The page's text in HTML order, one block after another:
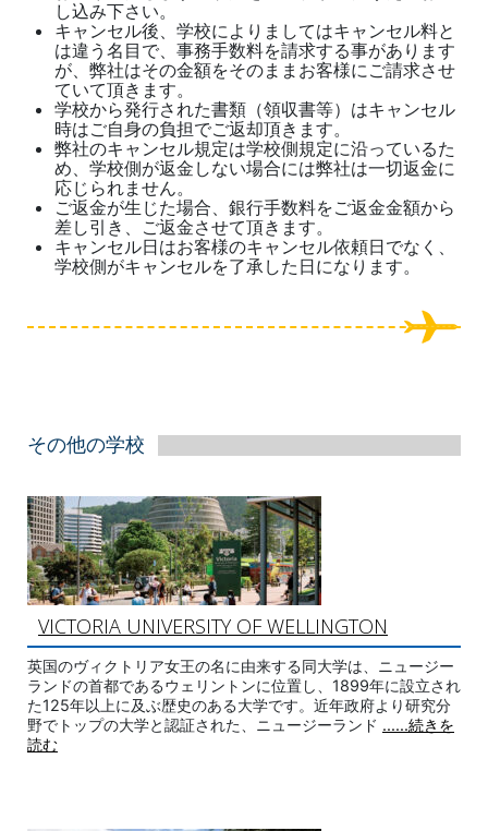
し込み下さい。
キャンセル後、学校によりましてはキャンセル料と
は違う名目で、事務手数料を請求する事があります
が、弊社はその金額をそのままお客様にご請求させ
ていて頂きます。
学校から発行された書類（領収書等）はキャンセル
時はご自身の負担でご返却頂きます。
弊社のキャンセル規定は学校側規定に沿っているた
め、学校側が返金しない場合には弊社は一切返金に
応じられません。
ご返金が生じた場合、銀行手数料をご返金金額から
差し引き、ご返金させて頂きます。
キャンセル日はお客様のキャンセル依頼日でなく、
学校側がキャンセルを了承した日になります。
その他の学校
VICTORIA UNIVERSITY OF WELLINGTON
英国のヴィクトリア女王の名に由来する同大学は、ニュージー
ランドの首都であるウェリントンに位置し、1899年に設立され
た125年以上に及ぶ歴史のある大学です。近年政府より研究分
野でトップの大学と認証された、ニュージーランド ......続きを
読む